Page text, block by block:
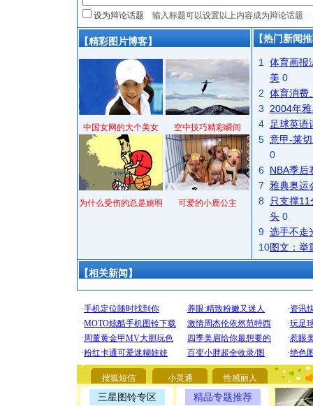
设为辩论话题
【精彩图片博客】
中国女网的大个美女 空中技巧精彩瞬间
为什么受伤的总是姚明 可爱的小鹿公主
【热门新闻
1
体育画报
美 0
2 体育消费
3
2004年
4
足球英语
5 意甲-莱
0
6 NBA季后
7
雅典奥运
8
只支撑
头 0
9 选手不走
10图文：举
【相关新闻】
搜狐短信 小灵通 性感丽人
三星图铃专区 精品专题推荐
[圣诞节]
你太多
要平安！
[圣诞节]
能正大光